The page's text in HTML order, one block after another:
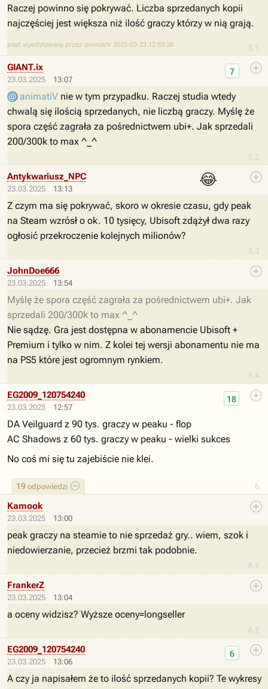
5.1
Raczej powinno się pokrywać. Liczba sprzedanych kopii
najczęściej jest większa niż ilość graczy którzy w nią grają.
post wyedytowany przez animatiV 2025-03-23 12:53:26
23.03.2025 13:07
5.2
7
GIANT.ix
animatiV nie w tym przypadku. Raczej studia wtedy
chwalą się ilością sprzedanych, nie liczbą graczy. Myślę że
spora część zagrała za pośrednictwem ubi+. Jak sprzedali
200/300k to max ^_^
23.03.2025 13:13
😂
5.3
Antykwariusz_NPC
Z czym ma się pokrywać, skoro w okresie czasu, gdy peak
na Steam wzrósł o ok. 10 tysięcy, Ubisoft zdążył dwa razy
ogłosić przekroczenie kolejnych milionów?
23.03.2025 13:54
5.4
JohnDoe666
Myślę że spora część zagrała za pośrednictwem ubi+. Jak
sprzedali 200/300k to max ^_^
Nie sądzę. Gra jest dostępna w abonamencie Ubisoft +
Premium i tylko w nim. Z kolei tej wersji abonamentu nie ma
na PS5 które jest ogromnym rynkiem.
23.03.2025 12:57
6
18
19 odpowiedzi
EG2009_120754240
DA Veilguard z 90 tys. graczy w peaku - flop
AC Shadows z 60 tys. graczy w peaku - wielki sukces
No coś mi się tu zajebiście nie klei.
23.03.2025 13:00
6.1
Kamook
peak graczy na steamie to nie sprzedaż gry.. wiem, szok i
niedowierzanie, przecież brzmi tak podobnie.
23.03.2025 13:04
6.2
FrankerZ
a oceny widzisz? Wyższe oceny=longseller
23.03.2025 13:06
6
EG2009_120754240
A czy ja napisałem że to ilość sprzedanych kopii? Te wykresy